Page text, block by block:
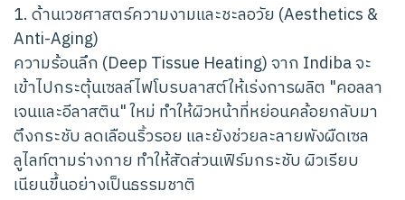
1. ด้านเวชศาสตร์ความงามและชะลอวัย (Aesthetics &
Anti-Aging)
ความร้อนลึก (Deep Tissue Heating) จาก Indiba จะ
เข้าไปกระตุ้นเซลล์ไฟโบรบลาสต์ให้เร่งการผลิต "คอลลา
เจนและอีลาสติน" ใหม่ ทำให้ผิวหน้าที่หย่อนคล้อยกลับมา
ตึงกระชับ ลดเลือนริ้วรอย และยังช่วยละลายพังผืดเซล
ลูไลท์ตามร่างกาย ทำให้สัดส่วนเฟิร์มกระชับ ผิวเรียบ
เนียนขึ้นอย่างเป็นธรรมชาติ